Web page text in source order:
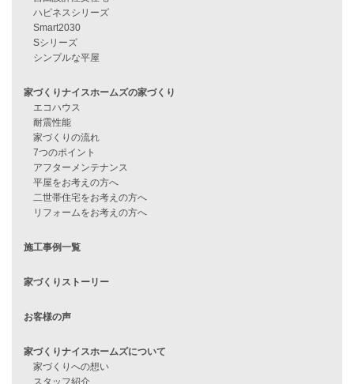
見学会情報
住宅ローンに不安がある方へ
住宅ローン審査に落ちた方・
他社で無理だと言われた方へ
住宅ローンのよくある質問
月収25万円で家を建てる方法
Line Up
ハピネスシリーズ
Sシリーズ
家づくりナイスホームズの家づくり
エコハウス
耐震性能